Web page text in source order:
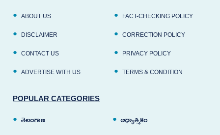
ABOUT US
DISCLAIMER
CONTACT US
ADVERTISE WITH US
FACT-CHECKING POLICY
CORRECTION POLICY
PRIVACY POLICY
TERMS & CONDITION
POPULAR CATEGORIES
తెలంగాణ ఆధ్యాత్మికం